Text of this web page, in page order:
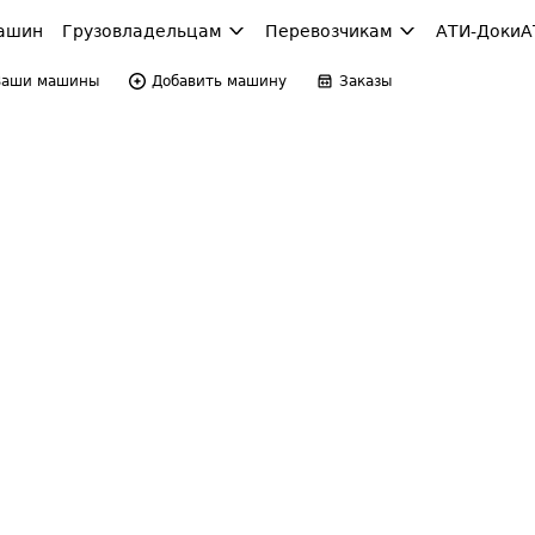
Грузовладельцам Перевозчикам АТИ-Доки
машины Добавить машину Заказы